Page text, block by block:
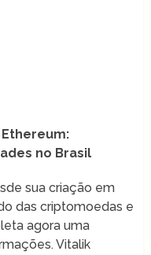
no Brasil
sua criação em
das criptomoedas e
agora uma
Vitalik